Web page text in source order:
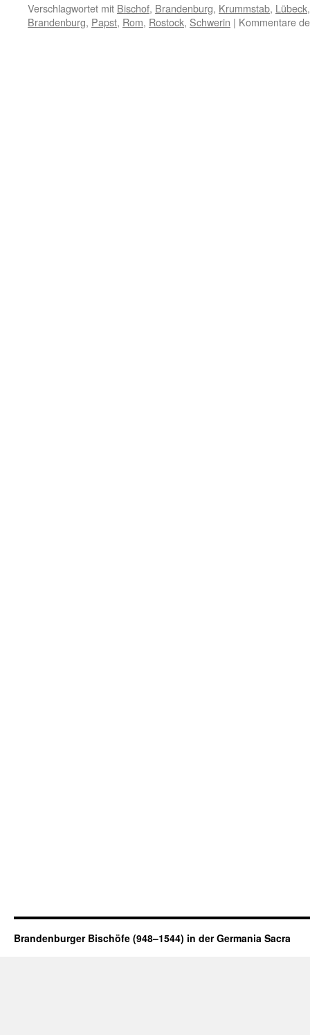
Verschlagwortet mit Bischof, Brandenburg, Krummstab, Lübeck
Brandenburg, Papst, Rom, Rostock, Schwerin | Kommentare
Brandenburger Bischöfe (948–1544) in der Germania Sacra